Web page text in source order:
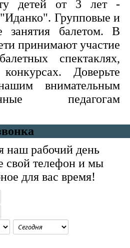
детей от 3 лет -
Групповые и
занятия балетом. В
принимают участие
спектаклях,
Доверьте
внимательным
педагогам
наш рабочий день
свой телефон и мы
для вас время!